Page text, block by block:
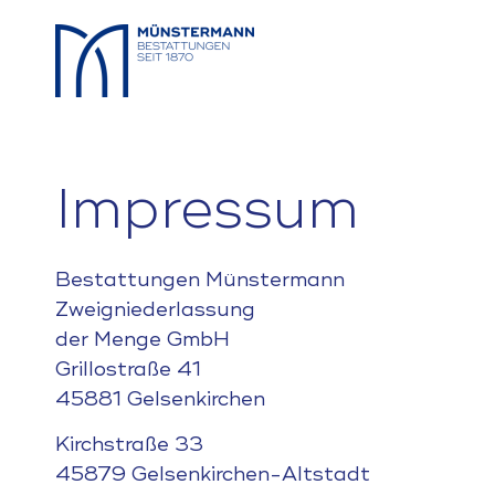
Impressum
Bestattungen Münstermann
Zweigniederlassung
der Menge GmbH
Grillostraße 41
45881 Gelsenkirchen
Kirchstraße 33
45879 Gelsenkirchen-Altstadt